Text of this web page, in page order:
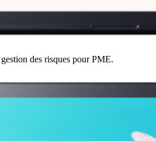
des risques pour PME.